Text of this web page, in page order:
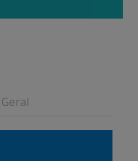
Geral